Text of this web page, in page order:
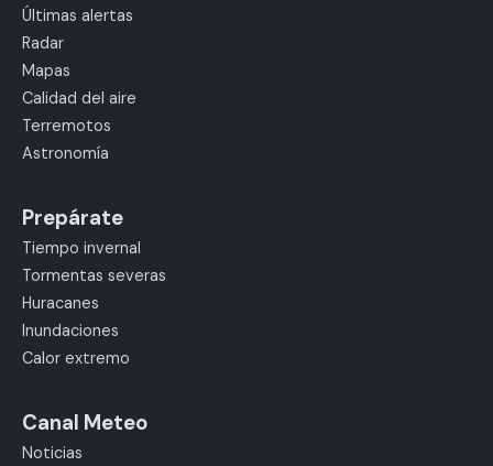
Últimas alertas
Radar
Mapas
Calidad del aire
Terremotos
Astronomía
Prepárate
Tiempo invernal
Tormentas severas
Huracanes
Inundaciones
Calor extremo
Canal Meteo
Noticias